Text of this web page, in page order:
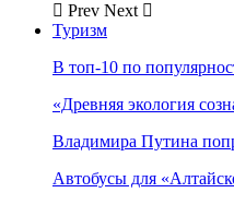
Prev Next
Туризм
В топ-10 по
«Древняя экология
Владимира Путина
Автобусы для